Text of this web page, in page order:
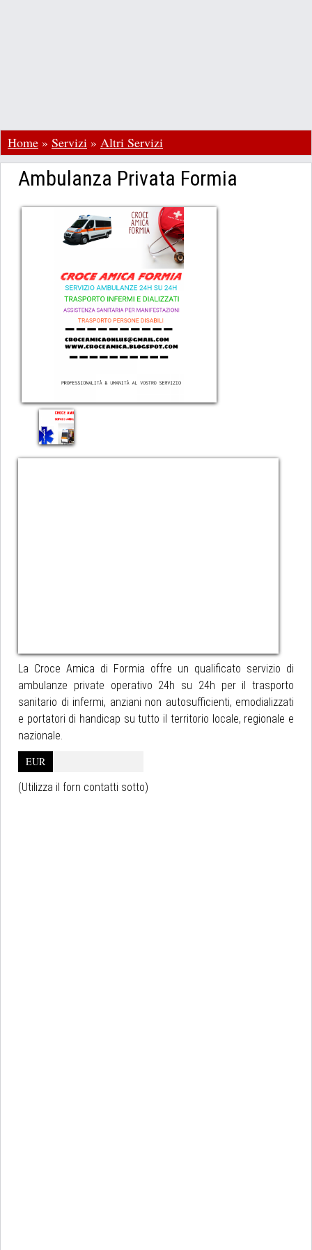
Home » Servizi » Altri Servizi
Ambulanza Privata Formia
La Croce Amica di Formia offre un qualificato servizio di
ambulanze private operativo 24h su 24h per il trasporto
sanitario di infermi, anziani non autosufficienti, emodializzati
e portatori di handicap su tutto il territorio locale, regionale e
nazionale.
EUR
(Utilizza il forn contatti sotto)